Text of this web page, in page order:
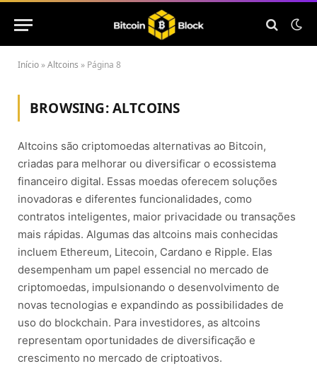
Início »Altcoins » Página 8
BROWSING:ALTCOINS
Altcoins são criptomoedas alternativas ao Bitcoin,
criadas para melhorar ou diversificar o ecossistema
financeiro digital. Essas moedas oferecem soluções
inovadoras e diferentes funcionalidades, como
contratos inteligentes, maior privacidade ou transações
mais rápidas. Algumas das altcoins mais conhecidas
incluem Ethereum, Litecoin, Cardano e Ripple. Elas
desempenham um papel essencial no mercado de
criptomoedas, impulsionando o desenvolvimento de
novas tecnologias e expandindo as possibilidades de
uso do blockchain. Para investidores, as altcoins
representam oportunidades de diversificação e
crescimento no mercado de criptoativos.